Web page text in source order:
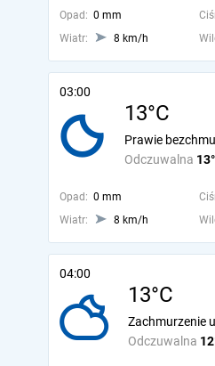
Opad: 0 mm
Wiatr:
8 km/h
03:00
13°C
Odczuwalna
Prawie
Opad: 0 mm
Wiatr:
8 km/h
04:00
13°C
Odczuwalna
Zachmurzenie